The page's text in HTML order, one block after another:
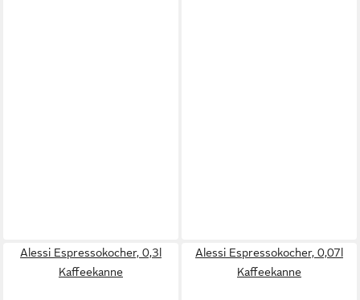
Alessi Espressokocher, 0,3l
Kaffeekanne
Alessi Espressokocher, 0,07l
Kaffeekanne